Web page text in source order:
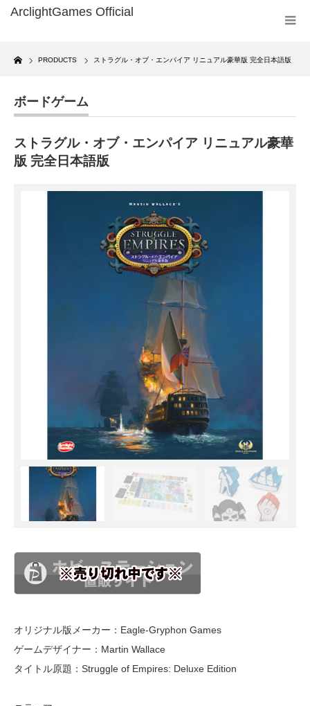
Home
PRODUCTS ストラグル・オブ・エンパイア リニュアル豪華版 完全日本語版
ボードゲーム
ストラグル・オブ・エンパイア リニュアル豪華
版 完全日本語版
オリジナル版メーカー：Eagle-Gryphon Games
ゲームデザイナー：Martin Wallace
タイトル原題：Struggle of Empires: Deluxe Edition